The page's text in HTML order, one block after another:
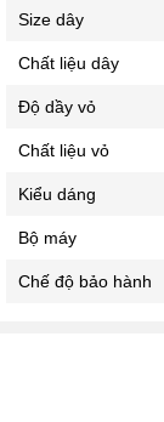
Size dây
Chất liệu dây
Độ dầy vỏ
Chất liệu vỏ
Kiểu dáng
Bộ máy
Chế độ bảo hành